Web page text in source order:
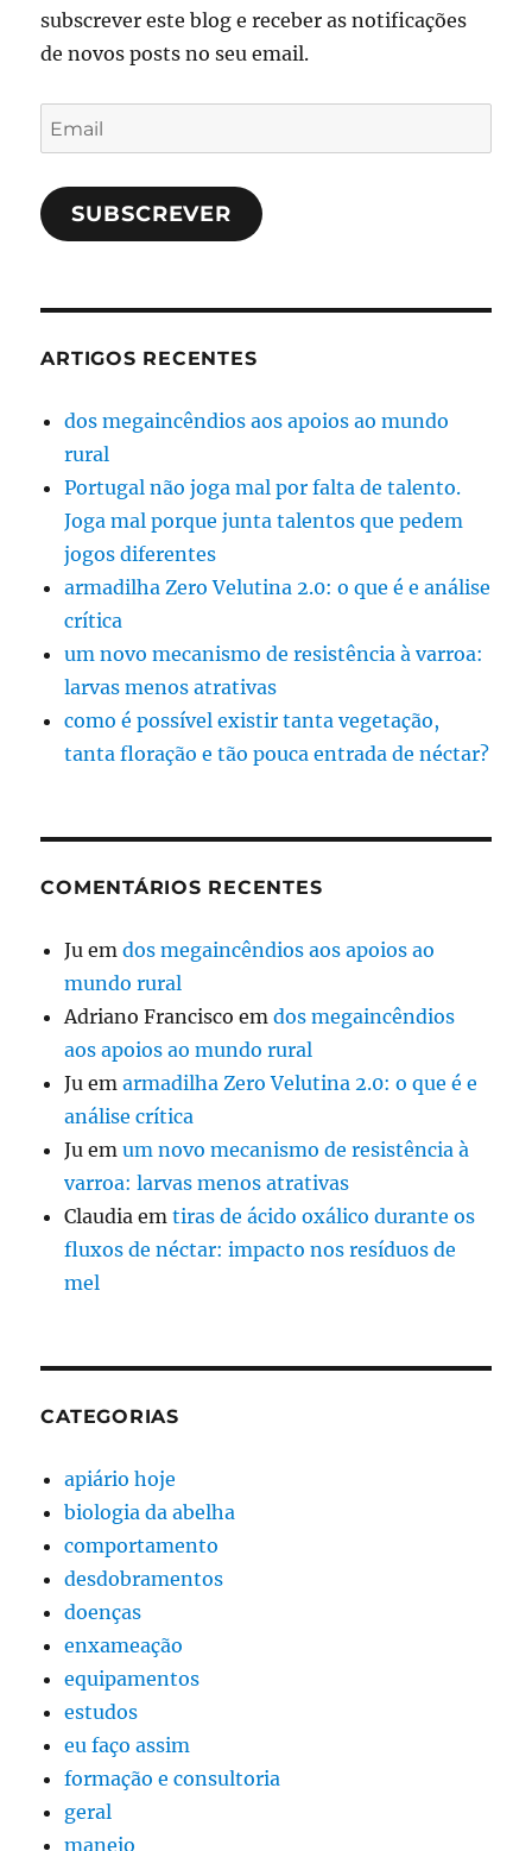
subscrever este blog e receber as notificações
de novos posts no seu email.
Email
SUBSCREVER
ARTIGOS RECENTES
dos megaincêndios aos apoios ao mundo
rural
Portugal não joga mal por falta de talento.
Joga mal porque junta talentos que pedem
jogos diferentes
armadilha Zero Velutina 2.0: o que é e análise
crítica
um novo mecanismo de resistência à varroa:
larvas menos atrativas
como é possível existir tanta vegetação,
tanta floração e tão pouca entrada de néctar?
COMENTÁRIOS RECENTES
Ju emdos megaincêndios aos apoios ao
mundo rural
Adriano Francisco emdos megaincêndios
aos apoios ao mundo rural
Ju emarmadilha Zero Velutina 2.0: o que é e
análise crítica
Ju emum novo mecanismo de resistência à
varroa: larvas menos atrativas
Claudia emtiras de ácido oxálico durante os
fluxos de néctar: impacto nos resíduos de
mel
CATEGORIAS
apiário hoje
biologia da abelha
comportamento
desdobramentos
doenças
enxameação
equipamentos
estudos
eu faço assim
formação e consultoria
geral
maneio